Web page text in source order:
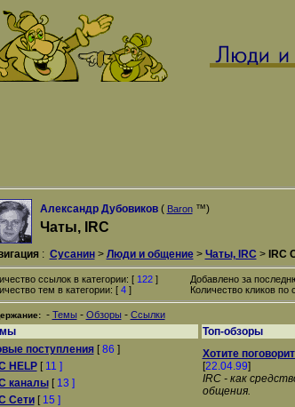
Александр Дубовиков( Baron™)
Чаты, IRC
: Сусанин> Люди и общение> Чаты, IRC > IRC
ссылок в категории: [ 122]
тем в категории: [ 4]
Добавлено за
Количество кликов по
- Темы - Обзоры - Ссылки
Топ-обзоры
поступления[86 ]
HELP[ 11 ]
каналы[ 13 ]
Сети[ 15 ]
Хотите
[22.04.99]
IRC - как
общения.